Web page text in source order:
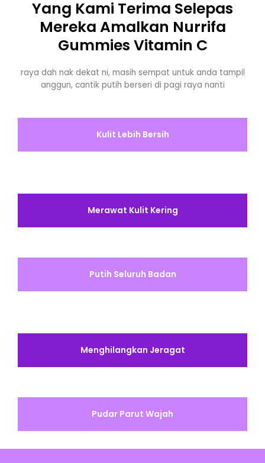
Yang Kami Terima Selepas
Mereka Amalkan Nurrifa
Gummies Vitamin C
raya dah nak dekat ni, masih sempat untuk anda tampil
anggun, cantik putih berseri di pagi raya nanti
Kulit Lebih Bersih
Merawat Kulit Kering
Putih Seluruh Badan
Menghilangkan Jeragat
Pudar Parut Wajah